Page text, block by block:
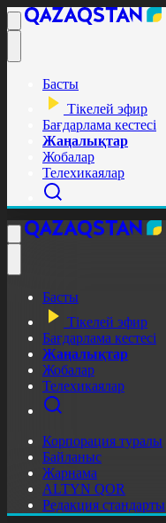
Басты
Тікелей эфир
Бағдарлама кестесі
Жаңалықтар
Жобалар
Телехикаялар
Басты
Тікелей эфир
Бағдарлама кестесі
Жаңалықтар
Жобалар
Телехикаялар
Корпорация туралы
Байланыс
Жарнама
ALTYN QOR
Редакция стандарты